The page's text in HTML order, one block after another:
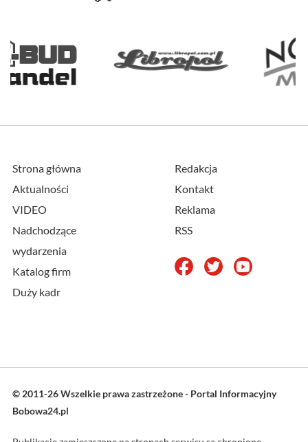
Strona główna
Aktualności
VIDEO
Nadchodzące
wydarzenia
Katalog firm
Duży kadr
Redakcja
Kontakt
Reklama
RSS
© 2011-26 Wszelkie prawa zastrzeżone - Portal Informacyjny
Bobowa24.pl